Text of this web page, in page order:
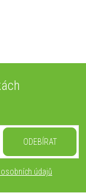
údajů
ODEBÍRAT